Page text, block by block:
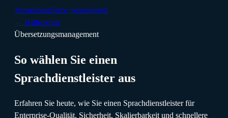
AnmeldenDemo vereinbaren
← Hilfecenter
Übersetzungsmanagement
So wählen Sie einen
Sprachdienstleister aus
Erfahren Sie heute, wie Sie einen Sprachdienstleister für
Enterprise-Qualität, Sicherheit, Skalierbarkeit und schnellere